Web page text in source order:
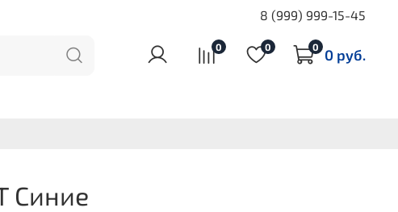
8 (999) 999-15-45
0 0 0 0 руб.
Синие